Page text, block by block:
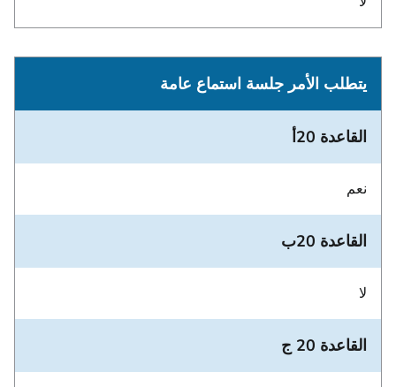
يتطلب الأمر جلسة استماع عامة
القاعدة 20أ
نعم
القاعدة 20ب
لا
القاعدة 20 ج